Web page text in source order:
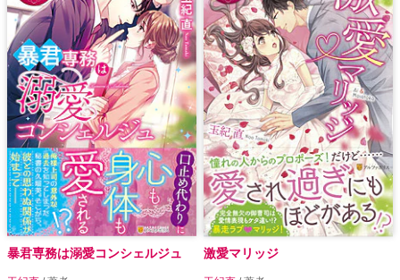
暴君専務は溺愛コンシェルジュ 激愛マリッジ